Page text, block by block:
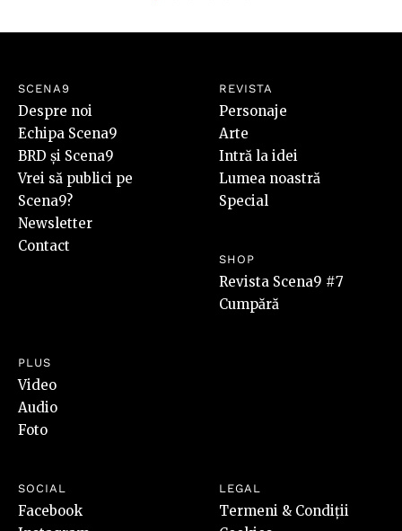
SCENA9
Despre noi
Echipa Scena9
BRD și Scena9
Vrei să publici pe
Scena9?
Newsletter
Contact
REVISTA
Personaje
Arte
Intră la idei
Lumea noastră
Special
SHOP
Revista Scena9 #7
Cumpără
PLUS
Video
Audio
Foto
SOCIAL
Facebook
LEGAL
Termeni & Condiții